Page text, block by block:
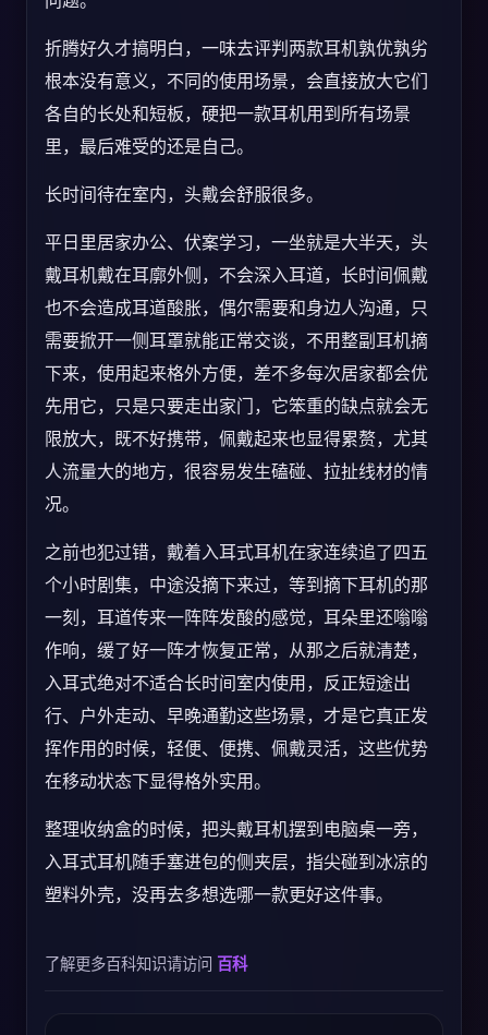
折腾好久才搞明白，一味去评判两款耳机孰优孰劣
根本没有意义，不同的使用场景，会直接放大它们
各自的长处和短板，硬把一款耳机用到所有场景
里，最后难受的还是自己。
长时间待在室内，头戴会舒服很多。
平日里居家办公、伏案学习，一坐就是大半天，头
戴耳机戴在耳廓外侧，不会深入耳道，长时间佩戴
也不会造成耳道酸胀，偶尔需要和身边人沟通，只
需要掀开一侧耳罩就能正常交谈，不用整副耳机摘
下来，使用起来格外方便，差不多每次居家都会优
先用它，只是只要走出家门，它笨重的缺点就会无
限放大，既不好携带，佩戴起来也显得累赘，尤其
人流量大的地方，很容易发生磕碰、拉扯线材的情
况。
之前也犯过错，戴着入耳式耳机在家连续追了四五
个小时剧集，中途没摘下来过，等到摘下耳机的那
一刻，耳道传来一阵阵发酸的感觉，耳朵里还嗡嗡
作响，缓了好一阵才恢复正常，从那之后就清楚，
入耳式绝对不适合长时间室内使用，反正短途出
行、户外走动、早晚通勤这些场景，才是它真正发
挥作用的时候，轻便、便携、佩戴灵活，这些优势
在移动状态下显得格外实用。
整理收纳盒的时候，把头戴耳机摆到电脑桌一旁，
入耳式耳机随手塞进包的侧夹层，指尖碰到冰凉的
塑料外壳，没再去多想选哪一款更好这件事。
了解更多百科知识请访问 百科